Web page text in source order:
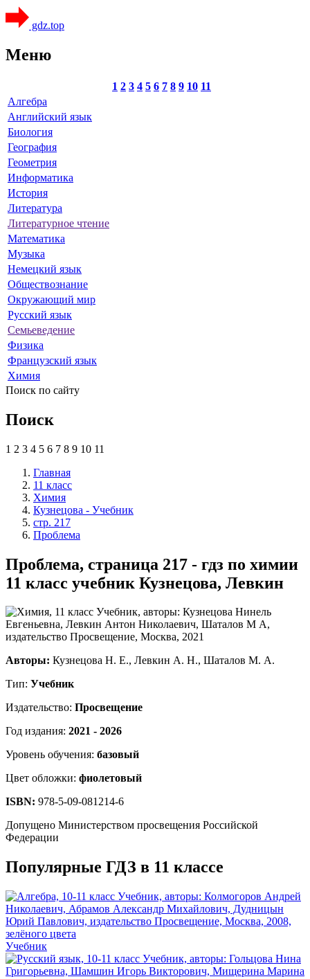
gdz.top
Меню
1 2 3 4 5 6 7 8 9 10 11
Алгебра
Английский язык
Биология
География
Геометрия
Информатика
История
Литература
Литературное чтение
Математика
Музыка
Немецкий язык
Обществознание
Окружающий мир
Русский язык
Семьеведение
Физика
Французский язык
Химия
Поиск по сайту
Поиск
1 2 3 4 5 6 7 8 9 10 11
Главная
11 класс
Химия
Кузнецова - Учебник
стр. 217
Проблема
Проблема, страница 217 - гдз по химии
11 класс учебник Кузнецова, Левкин
Авторы: Кузнецова Н. Е., Левкин А. Н., Шаталов М. А.
Тип: Учебник
Издательство: Просвещение
Год издания: 2021 - 2026
Уровень обучения: базовый
Цвет обложки: фиолетовый
ISBN: 978-5-09-081214-6
Допущено Министерством просвещения Российской
Федерации
Популярные ГДЗ в 11 классе
Учебник